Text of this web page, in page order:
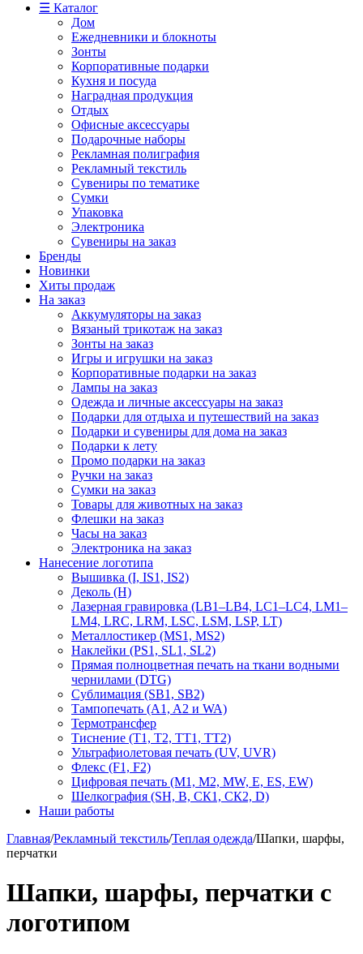
☰ Каталог
Дом
Ежедневники и блокноты
Зонты
Корпоративные подарки
Кухня и посуда
Наградная продукция
Отдых
Офисные аксессуары
Подарочные наборы
Рекламная полиграфия
Рекламный текстиль
Сувениры по тематике
Сумки
Упаковка
Электроника
Сувениры на заказ
Бренды
Новинки
Хиты продаж
На заказ
Аккумуляторы на заказ
Вязаный трикотаж на заказ
Зонты на заказ
Игры и игрушки на заказ
Корпоративные подарки на заказ
Лампы на заказ
Одежда и личные аксессуары на заказ
Подарки для отдыха и путешествий на заказ
Подарки и сувениры для дома на заказ
Подарки к лету
Промо подарки на заказ
Ручки на заказ
Сумки на заказ
Товары для животных на заказ
Флешки на заказ
Часы на заказ
Электроника на заказ
Нанесение логотипа
Вышивка (I, IS1, IS2)
Деколь (H)
Лазерная гравировка (LB1–LB4, LC1–LC4, LM1–
LM4, LRC, LRM, LSC, LSM, LSP, LT)
Металлостикер (MS1, MS2)
Наклейки (PS1, SL1, SL2)
Прямая полноцветная печать на ткани водными
чернилами (DTG)
Сублимация (SB1, SB2)
Тампопечать (A1, A2 и WA)
Термотрансфер
Тиснение (Т1, Т2, ТT1, ТT2)
Ультрафиолетовая печать (UV, UVR)
Флекс (F1, F2)
Цифровая печать (M1, M2, MW, E, ES, EW)
Шелкография (SH, В, СК1, СК2, D)
Наши работы
Главная/Рекламный текстиль/Теплая одежда/Шапки, шарфы,
перчатки
Шапки, шарфы, перчатки с
логотипом